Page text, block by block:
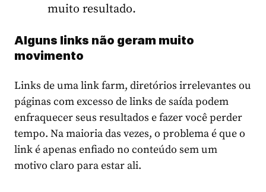
muito resultado.
Alguns links não geram muito
movimento
Links de uma link farm, diretórios irrelevantes ou
páginas com excesso de links de saída podem
enfraquecer seus resultados e fazer você perder
tempo. Na maioria das vezes, o problema é que o
link é apenas enfiado no conteúdo sem um
motivo claro para estar ali.